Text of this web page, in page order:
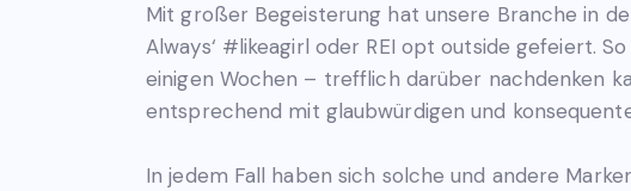
Mit großer Begeisterung hat unsere Branche in
Always‘ #likeagirl oder REI opt outside gefeiert.
einigen Wochen – trefflich darüber nachdenken
entsprechend mit glaubwürdigen und
In jedem Fall haben sich solche und andere